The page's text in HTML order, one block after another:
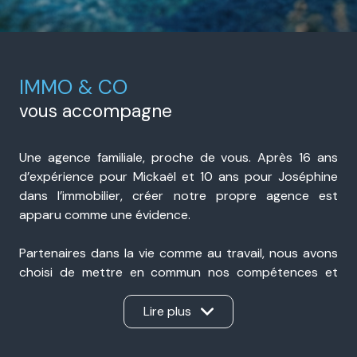
IMMO & CO
vous accompagne
Une agence familiale, proche de vous. Après 16 ans
d’expérience pour Mickaël et 10 ans pour Joséphine
dans l’immobilier, créer notre propre agence est
apparu comme une évidence.
Partenaires dans la vie comme au travail, nous avons
choisi de mettre en commun nos compétences et
notre expérience pour accompagner nos clients avec
sérieux, transparence et réactivité. Présents à Portes-
lès-Valence et à Valence, nous sommes une agence
Lire plus